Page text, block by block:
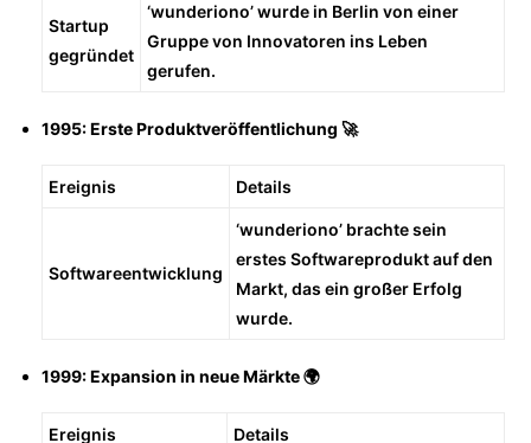
Startup
gegründet
‘wunderiono’ wurde in Berlin von einer
Gruppe von Innovatoren ins Leben
gerufen.
1995: Erste Produktveröffentlichung 🚀
Ereignis Details
Softwareentwicklung
‘wunderiono’ brachte sein
erstes Softwareprodukt auf den
Markt, das ein großer Erfolg
wurde.
1999: Expansion in neue Märkte 🌍
Ereignis Details